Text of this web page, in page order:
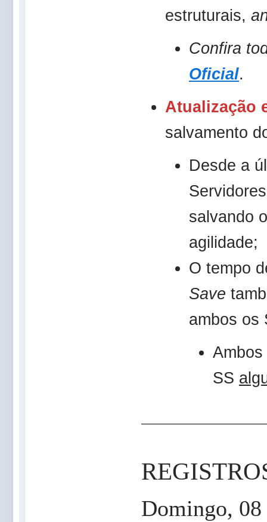
estruturais,
Confira
Oficial.
Atualização
salvamento
Desde a
salvando
agilidade;
O tempo
Save
ambos os
SS
Domingo,